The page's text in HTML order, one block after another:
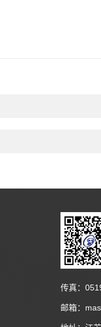
传真：
邮箱：